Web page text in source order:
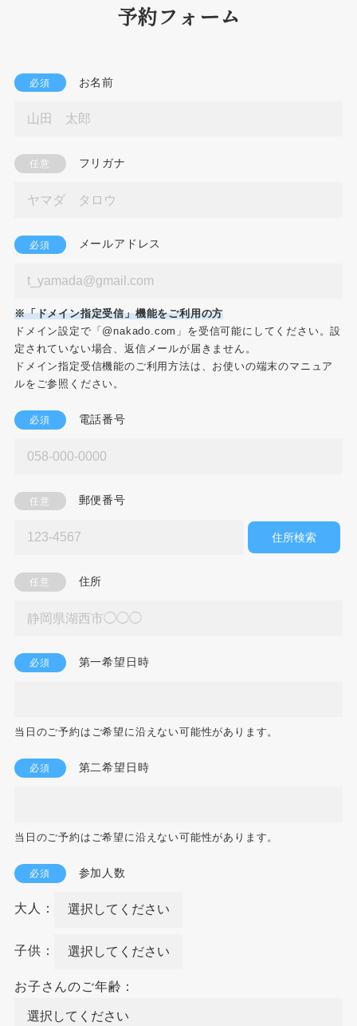
予約フォーム
必須 お名前
任意 フリガナ
必須 メールアドレス
※「ドメイン指定受信」機能をご利用の方
ドメイン設定で「@nakado.com」を受信可能にしてください。設
定されていない場合、返信メールが届きません。
ドメイン指定受信機能のご利用方法は、お使いの端末のマニュア
ルをご参照ください。
必須 電話番号
任意 郵便番号
住所検索
任意 住所
必須 第一希望日時
当日のご予約はご希望に沿えない可能性があります。
必須 第二希望日時
当日のご予約はご希望に沿えない可能性があります。
必須 参加人数
大人：
子供：
お子さんのご年齢：